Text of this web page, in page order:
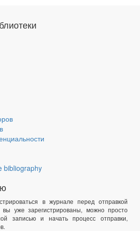
bibliography
в журнале перед отправкой
уже зарегистрированы, можно просто
записью и начать процесс отправки,